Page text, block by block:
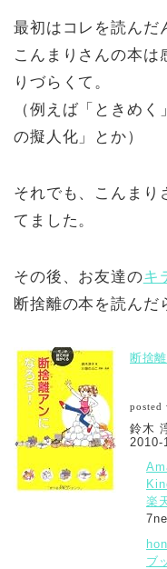
最初はコレを読んだ
こんまりさんの本は
りづらくて。
（例えば「ときめ
の擬人化」とか）
それでも、こんまり
てました。
その後、お友達のキ
断捨離の本を読んだ
断捨
posted
鈴木
2010-
楽
ブ